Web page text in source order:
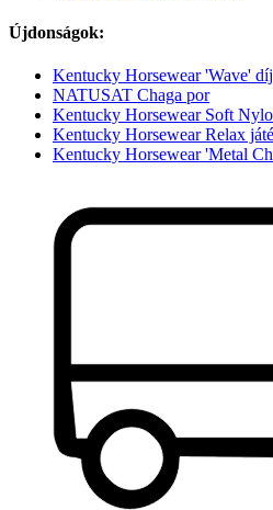
Újdonságok:
Kentucky Horsewear 'Wave'
NATUSAT Chaga por
Kentucky Horsewear Soft
Kentucky Horsewear Relax
Kentucky Horsewear 'Metal